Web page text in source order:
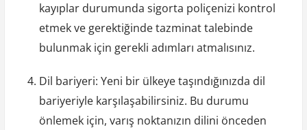
kayıplar durumunda sigorta poliçenizi kontrol
etmek ve gerektiğinde tazminat talebinde
bulunmak için gerekli adımları atmalısınız.
Dil bariyeri: Yeni bir ülkeye taşındığınızda dil
bariyeriyle karşılaşabilirsiniz. Bu durumu
önlemek için, varış noktanızın dilini önceden